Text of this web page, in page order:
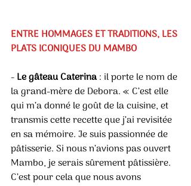
ENTRE HOMMAGES ET TRADITIONS, LES
PLATS ICONIQUES DU MAMBO
- Le gâteau Caterina : il porte le nom de
la grand-mère de Debora. « C’est elle
qui m’a donné le goût de la cuisine, et
transmis cette recette que j’ai revisitée
en sa mémoire. Je suis passionnée de
pâtisserie. Si nous n’avions pas ouvert
Mambo, je serais sûrement pâtissière.
C’est pour cela que nous avons